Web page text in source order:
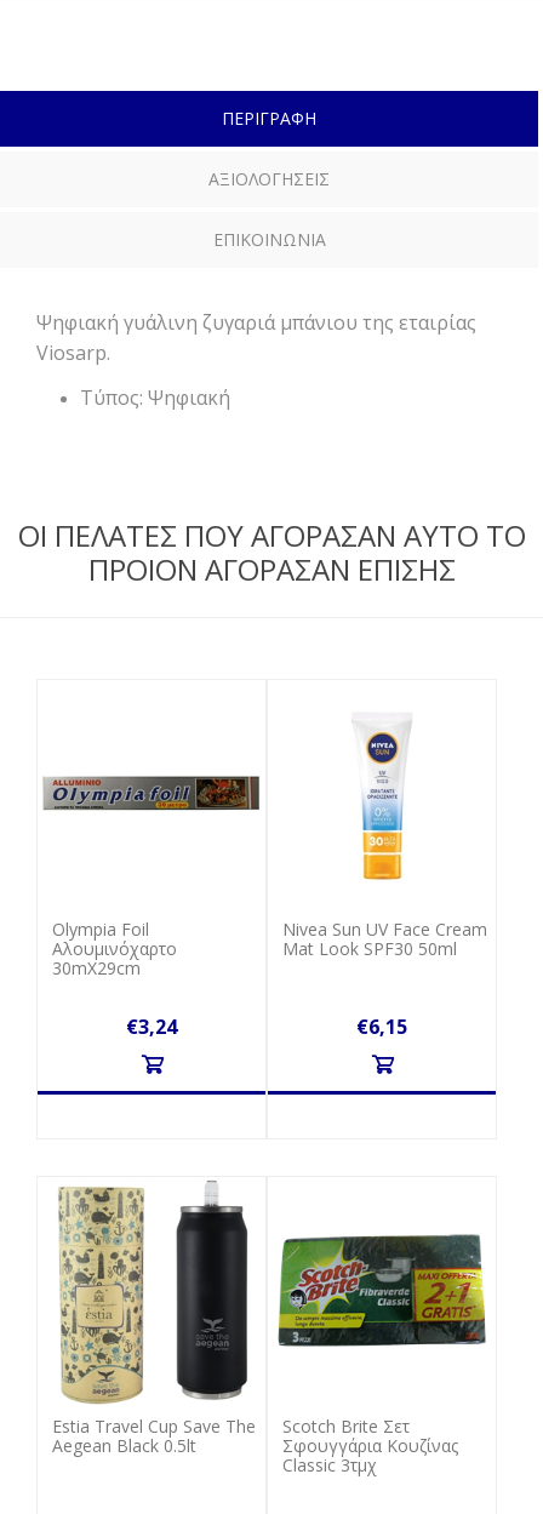
ΠΕΡΙΓΡΑΦΗ
ΑΞΙΟΛΟΓΗΣΕΙΣ
ΕΠΙΚΟΙΝΩΝΙΑ
Ψηφιακή γυάλινη ζυγαριά μπάνιου της εταιρίας
Viosarp.
Τύπος: Ψηφιακή
ΟΙ ΠΕΛΑΤΕΣ ΠΟΥ ΑΓΟΡΑΣΑΝ ΑΥΤΟ ΤΟ
ΠΡΟΙΟΝ ΑΓΟΡΑΣΑΝ ΕΠΙΣΗΣ
Olympia Foil
Αλουμινόχαρτο
30mΧ29cm
€3,24
Nivea Sun UV Face Cream
Mat Look SPF30 50ml
€6,15
Estia Travel Cup Save The
Aegean Black 0.5lt
Scotch Brite Σετ
Σφουγγάρια Κουζίνας
Classic 3τμχ